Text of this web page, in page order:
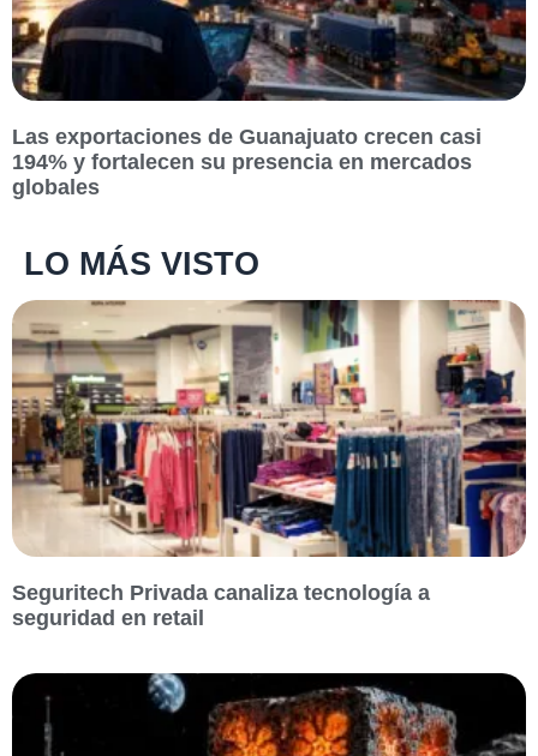
Las exportaciones de Guanajuato crecen casi
194% y fortalecen su presencia en mercados
globales
LO MÁS VISTO
Seguritech Privada canaliza tecnología a
seguridad en retail